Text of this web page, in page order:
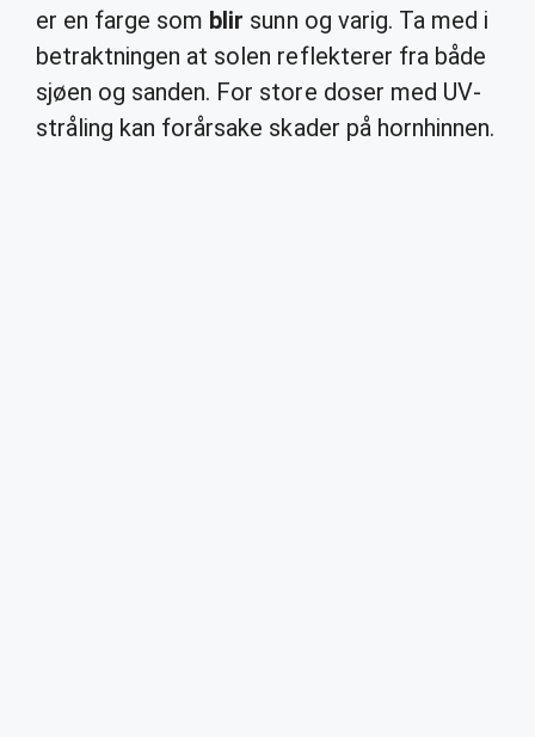
er en farge som blir sunn og varig. Ta med i
betraktningen at solen reflekterer fra både
sjøen og sanden. For store doser med UV-
stråling kan forårsake skader på hornhinnen.